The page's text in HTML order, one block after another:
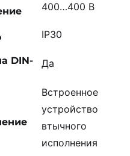
400…400 В
IP30
DIN-
Да
Встроенное
устройство
втычного
исполнения